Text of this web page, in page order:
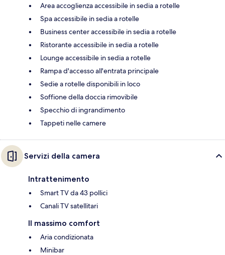
Area accoglienza accessibile in sedia a rotelle
Spa accessibile in sedia a rotelle
Business center accessibile in sedia a rotelle
Ristorante accessibile in sedia a rotelle
Lounge accessibile in sedia a rotelle
Rampa d'accesso all'entrata principale
Sedie a rotelle disponibili in loco
Soffione della doccia rimovibile
Specchio di ingrandimento
Tappeti nelle camere
Servizi della camera
Intrattenimento
Smart TV da 43 pollici
Canali TV satellitari
Il massimo comfort
Aria condizionata
Minibar